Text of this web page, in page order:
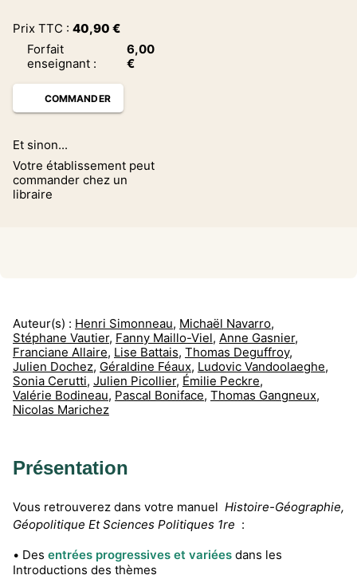
Prix TTC : 40,90 €
Forfait
enseignant :
6,00
€
COMMANDER
Et sinon...
Votre établissement peut
commander chez un
libraire
Auteur(s) : Henri Simonneau, Michaël Navarro,
Stéphane Vautier, Fanny Maillo-Viel, Anne Gasnier,
Franciane Allaire, Lise Battais, Thomas Deguffroy,
Julien Dochez, Géraldine Féaux, Ludovic Vandoolaeghe,
Sonia Cerutti, Julien Picollier, Émilie Peckre,
Valérie Bodineau, Pascal Boniface, Thomas Gangneux,
Nicolas Marichez
Présentation
Vous retrouverez dans votre manuel Histoire-Géographie,
Géopolitique Et Sciences Politiques 1re :
• Des entrées progressives et variées dans les
Introductions des thèmes